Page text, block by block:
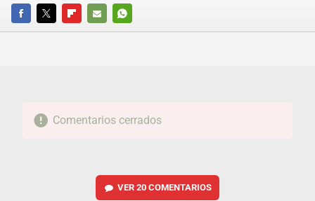
FACEBOOKTWITTERFLIPBOARD
E-
WHATSAPP
Comentarios cerrados
VER 20 COMENTARIOS